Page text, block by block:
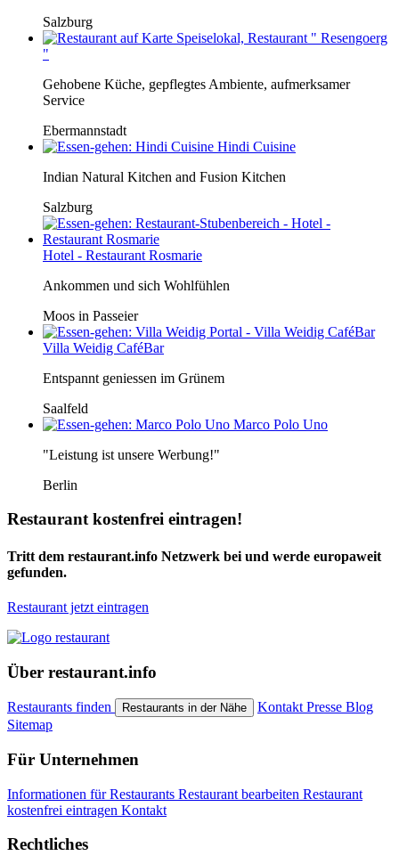
Salzburg
Speiselokal, Restaurant " Resengoerg
"
Gehobene Küche, gepflegtes Ambiente, aufmerksamer
Service
Ebermannstadt
Hindi Cuisine
Indian Natural Kitchen and Fusion Kitchen
Salzburg
Hotel - Restaurant Rosmarie
Ankommen und sich Wohlfühlen
Moos in Passeier
Villa Weidig CaféBar
Entspannt geniessen im Grünem
Saalfeld
Marco Polo Uno
"Leistung ist unsere Werbung!"
Berlin
Restaurant kostenfrei eintragen!
Tritt dem restaurant.info Netzwerk bei und werde europaweit
gefunden.
Restaurant jetzt eintragen
Über restaurant.info
Restaurants finden Restaurants in der Nähe Kontakt Presse Blog
Sitemap
Für Unternehmen
Informationen für Restaurants Restaurant bearbeiten Restaurant
kostenfrei eintragen Kontakt
Rechtliches